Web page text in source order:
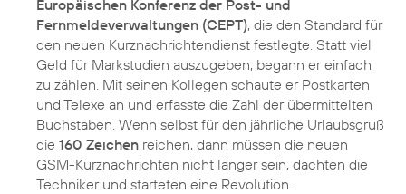
Europäischen Konferenz der Post- und
Fernmeldeverwaltungen (CEPT), die den Standard für
den neuen Kurznachrichtendienst festlegte. Statt viel
Geld für Markstudien auszugeben, begann er einfach
zu zählen. Mit seinen Kollegen schaute er Postkarten
und Telexe an und erfasste die Zahl der übermittelten
Buchstaben. Wenn selbst für den jährliche Urlaubsgruß
die 160 Zeichen reichen, dann müssen die neuen
GSM-Kurznachrichten nicht länger sein, dachten die
Techniker und starteten eine Revolution.